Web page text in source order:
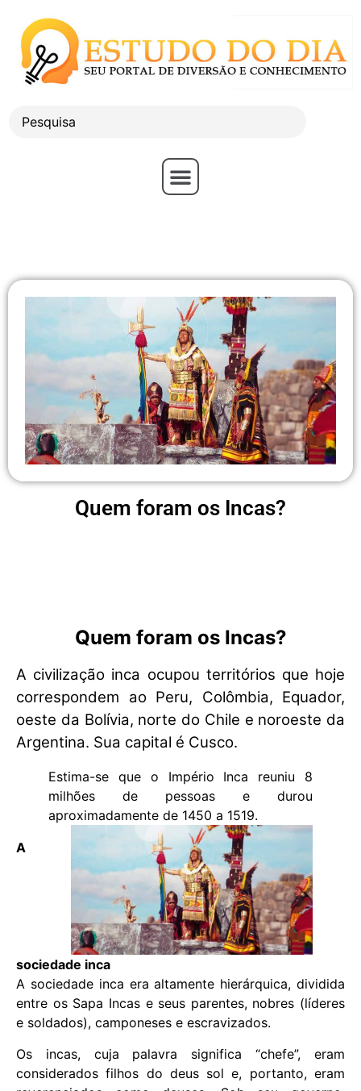
Quem foram os Incas?
Quem foram os Incas?
A civilização inca ocupou territórios que hoje
correspondem ao Peru, Colômbia, Equador,
oeste da Bolívia, norte do Chile e noroeste da
Argentina. Sua capital é Cusco.
Estima-se que o Império Inca reuniu 8
milhões de pessoas e durou
aproximadamente de 1450 a 1519.
A
sociedade inca
A sociedade inca era altamente hierárquica, dividida
entre os Sapa Incas e seus parentes, nobres (líderes
e soldados), camponeses e escravizados.
Os incas, cuja palavra significa “chefe”, eram
considerados filhos do deus sol e, portanto, eram